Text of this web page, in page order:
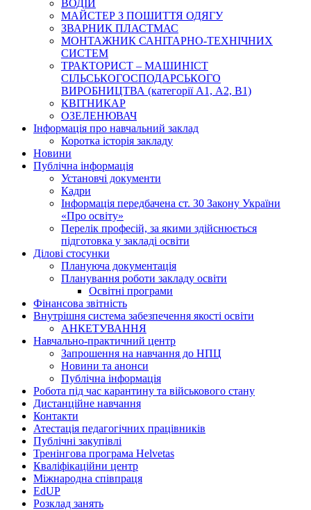
ВОДІЙ
МАЙСТЕР З ПОШИТТЯ ОДЯГУ
ЗВАРНИК ПЛАСТМАС
МОНТАЖНИК САНІТАРНО-ТЕХНІЧНИХ
СИСТЕМ
ТРАКТОРИСТ – МАШИНІСТ
СІЛЬСЬКОГОСПОДАРСЬКОГО
ВИРОБНИЦТВА (категорії А1, А2, В1)
КВІТНИКАР
ОЗЕЛЕНЮВАЧ
Інформація про навчальний заклад
Коротка історія закладу
Новини
Публічна інформація
Установчі документи
Кадри
Інформація передбачена ст. 30 Закону України
«Про освіту»
Перелік професій, за якими здійснюється
підготовка у закладі освіти
Ділові стосунки
Плануюча документація
Планування роботи закладу освіти
Освітні програми
Фінансова звітність
Внутрішня система забезпечення якості освіти
АНКЕТУВАННЯ
Навчально-практичний центр
Запрошення на навчання до НПЦ
Новини та анонси
Публічна інформація
Робота під час карантину та військового стану
Дистанційне навчання
Контакти
Атестація педагогічних працівників
Публічні закупівлі
Тренінгова програма Helvetas
Кваліфікаційни центр
Міжнародна співпраця
EdUР
Розклад занять